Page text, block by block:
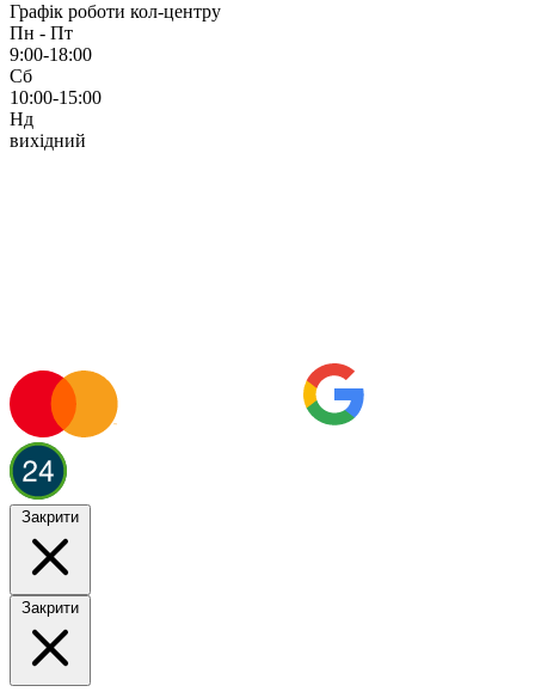
Графік роботи кол-центру
Пн - Пт
9:00-18:00
Сб
10:00-15:00
Нд
вихідний
Закрити
Закрити